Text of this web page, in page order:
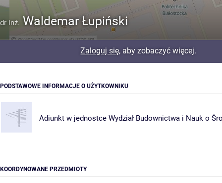
dr inż. Waldemar Łupiński
Zaloguj się, aby zobaczyć więcej.
PODSTAWOWE INFORMACJE O UŻYTKOWNIKU
Adiunkt w jednostce Wydział Budownictwa i Nauk o
KOORDYNOWANE PRZEDMIOTY